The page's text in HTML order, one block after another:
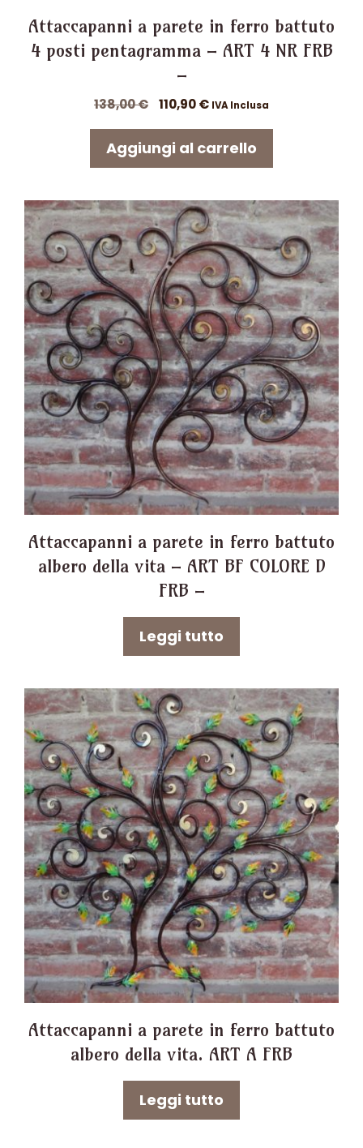
Attaccapanni a parete in ferro battuto
4 posti pentagramma – ART 4 NR FRB
–
138,00€
Il
originale
era:
110,90€Il
attuale
IVA Inclusa
Aggiungi al carrello
Attaccapanni a parete in ferro battuto
albero della vita – ART BF COLORE D
FRB –
Leggi tutto
Attaccapanni a parete in ferro battuto
albero della vita. ART A FRB
Leggi tutto